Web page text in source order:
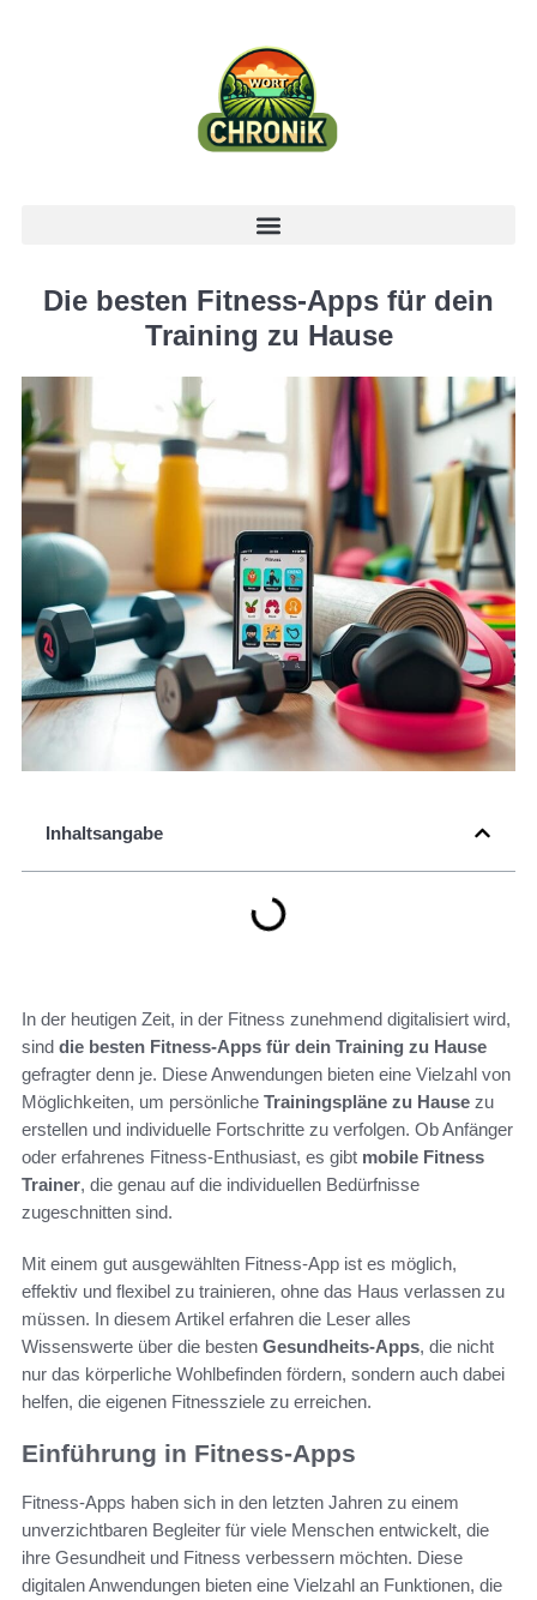
Die besten Fitness-Apps für dein
Training zu Hause
Inhaltsangabe
In der heutigen Zeit, in der Fitness zunehmend digitalisiert wird,
sind die besten Fitness-Apps für dein Training zu Hause
gefragter denn je. Diese Anwendungen bieten eine Vielzahl von
Möglichkeiten, um persönliche Trainingspläne zu Hause zu
erstellen und individuelle Fortschritte zu verfolgen. Ob Anfänger
oder erfahrenes Fitness-Enthusiast, es gibt mobile Fitness
Trainer, die genau auf die individuellen Bedürfnisse
zugeschnitten sind.
Mit einem gut ausgewählten Fitness-App ist es möglich,
effektiv und flexibel zu trainieren, ohne das Haus verlassen zu
müssen. In diesem Artikel erfahren die Leser alles
Wissenswerte über die besten Gesundheits-Apps, die nicht
nur das körperliche Wohlbefinden fördern, sondern auch dabei
helfen, die eigenen Fitnessziele zu erreichen.
Einführung in Fitness-Apps
Fitness-Apps haben sich in den letzten Jahren zu einem
unverzichtbaren Begleiter für viele Menschen entwickelt, die
ihre Gesundheit und Fitness verbessern möchten. Diese
digitalen Anwendungen bieten eine Vielzahl an Funktionen, die